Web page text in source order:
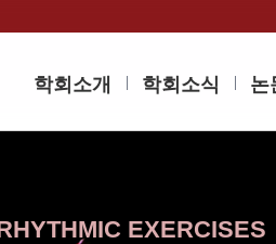
학회소개 학회소식 논
EXERCISES